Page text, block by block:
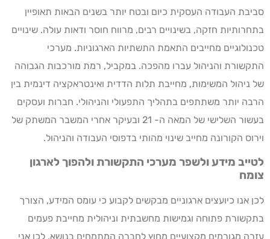
סביבת העבודה העסקית כיום ובטח יותר בשנים הבאות תאופיין
בתחרותיות חזקה, בשינויים רבים, מרווח חוסר ודאות עולה. שינויים
טכנולוגיים מחייבים התאמת התשתיות הארגוניות. מערכי
התקשורת והניהול עברו מהפכה. במקביל, רמת מורכבות הגבוהה
של ניהול המשימות, מחייבת תלות הדדית ואינטראקציה דינמית בין
הרבה יותר משתתפים בתהליך התפעולי והניהולי. חברות ועסקים
בעשור השלישי של המאה ה- 21 ובעיקר אחרי המשבר המשתק של
וירוס הקורונה מחייב שינוי מהותי בדפוסי העבודה והניהול.
לטייב מידע ולשפר מערכי התקשורת ולהפוך לארגון
צומח
לכן אנו כיועצים ארגוניים מבקשים לקבוע כי עומס המידע, הצורך
בתקשורת פתוחה וגמישות מחשבתית וניהולית מחייבת פעמים
עזרה מגורמים מקצועיים מחוץ לחברה המתמחים בנושא. לכן אני